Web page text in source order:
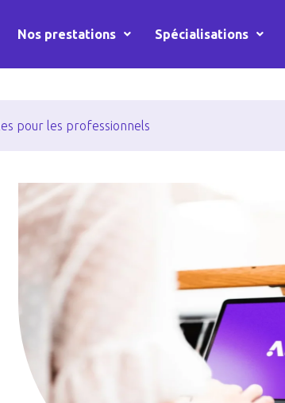
Nos prestations Spécialisations
pour les professionnels